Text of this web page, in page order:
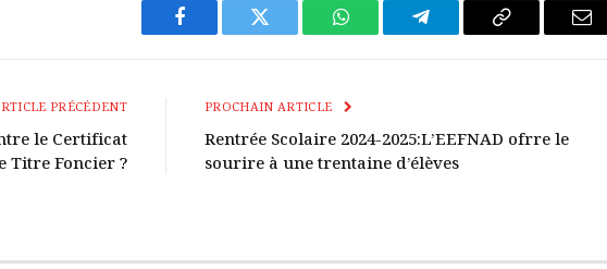
Facebook Twitter WhatsAppTélégrammeCopier
E-
PRÉCÉDENT
le Certificat
Titre Foncier ?
PROCHAIN ARTICLE
Rentrée Scolaire 2024-2025:L’EEFNAD ofrre le
sourire à une trentaine d’élèves